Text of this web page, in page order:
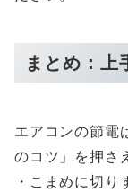
まとめ：上
エアコンの節電
のコツ」を押さ
・こまめに切り